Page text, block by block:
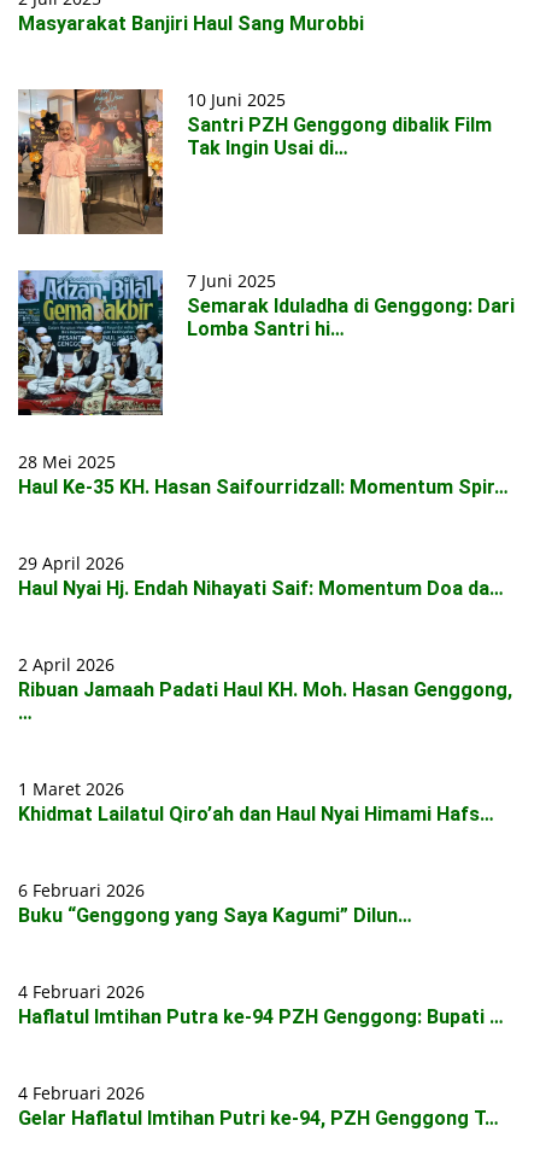
Masyarakat Banjiri Haul Sang Murobbi
10 Juni 2025
Santri PZH Genggong dibalik Film
Tak Ingin Usai di…
7 Juni 2025
Semarak Iduladha di Genggong: Dari
Lomba Santri hi…
28 Mei 2025
Haul Ke-35 KH. Hasan Saifourridzall: Momentum Spir…
29 April 2026
Haul Nyai Hj. Endah Nihayati Saif: Momentum Doa da…
2 April 2026
Ribuan Jamaah Padati Haul KH. Moh. Hasan Genggong,
…
1 Maret 2026
Khidmat Lailatul Qiro’ah dan Haul Nyai Himami Hafs…
6 Februari 2026
Buku “Genggong yang Saya Kagumi” Dilun…
4 Februari 2026
Haflatul Imtihan Putra ke-94 PZH Genggong: Bupati …
4 Februari 2026
Gelar Haflatul Imtihan Putri ke-94, PZH Genggong T…